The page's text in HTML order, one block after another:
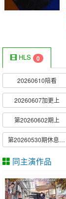
HLS 0
20260610陪看
20260607加更上
第20260602期上
第20260530期休息一下
同主演作品